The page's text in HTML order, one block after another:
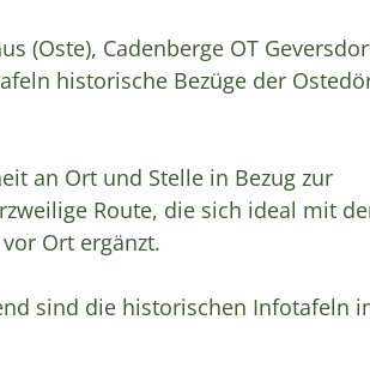
(Oste), Cadenberge OT
historische Bezüge der
an Ort und Stelle in Bezug zur
Route, die sich ideal mit
Ort ergänzt.
sind die historischen Infotafeln